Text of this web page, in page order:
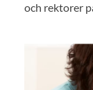
och rektorer